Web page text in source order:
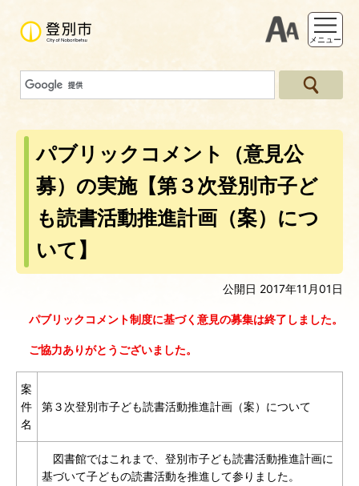
支援ツー
メニュー
パブリックコメント（意見公
募）の実施【第３次登別市子ど
も読書活動推進計画（案）につ
いて】
公開日 2017年11月01日
パブリック コメント制度に基づく意見の募集は終了しました。
ご協力ありがとうございました。
案
件
名
第３次登別市子ども読書活動推進計画（案）について
図書館ではこれまで、登別市子ども読書活動推進計画に
基づいて子どもの読書活動を推進して参りました。